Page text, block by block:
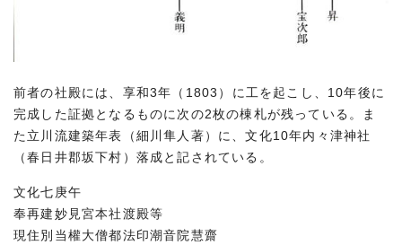
前者の社殿には、享和3年（1803）に工を起こし、10年後に
完成した証拠となるものに次の2枚の棟札が残っている。ま
た立川流建築年表（細川隼人著）に、文化10年内々津神社
（春日井郡坂下村）落成と記されている。
文化七庚午
奉再建妙見宮本社渡殿等
現住別当權大僧都法印潮音院慧齋